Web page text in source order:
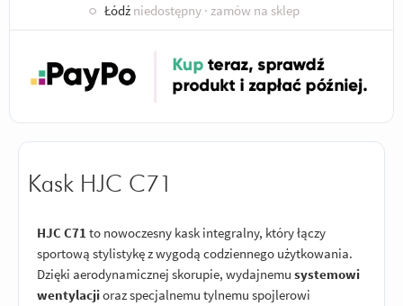
○ Łódź niedostępny · zamów na sklep
Kask HJC C71
HJC C71 to nowoczesny kask integralny, który łączy
sportową stylistykę z wygodą codziennego użytkowania.
Dzięki aerodynamicznej skorupie, wydajnemu systemowi
wentylacjioraz specjalnemu tylnemu spojlerowi